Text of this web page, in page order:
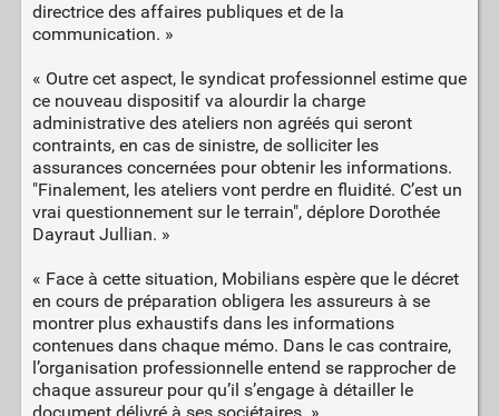
directrice des affaires publiques et de la
communication. »
« Outre cet aspect, le syndicat professionnel estime que
ce nouveau dispositif va alourdir la charge
administrative des ateliers non agréés qui seront
contraints, en cas de sinistre, de solliciter les
assurances concernées pour obtenir les informations.
"Finalement, les ateliers vont perdre en fluidité. C’est un
vrai questionnement sur le terrain", déplore Dorothée
Dayraut Jullian. »
« Face à cette situation, Mobilians espère que le décret
en cours de préparation obligera les assureurs à se
montrer plus exhaustifs dans les informations
contenues dans chaque mémo. Dans le cas contraire,
l’organisation professionnelle entend se rapprocher de
chaque assureur pour qu’il s’engage à détailler le